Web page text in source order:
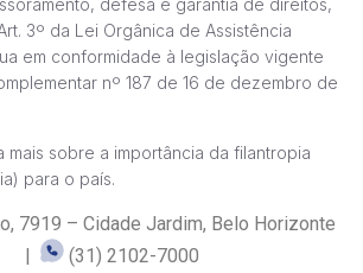
defesa e garantia de direitos,
3º da Lei Orgânica de Assistência
em conformidade à legislação vigente
nº 187 de 16 de dezembro de
mais sobre a importância da filantropia
para o país.
7919 – Cidade Jardim, Belo Horizonte
|
(31) 2102-7000